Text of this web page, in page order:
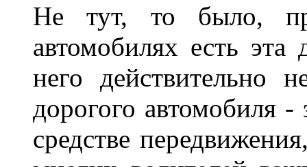
Не тут, то было,
автомобилях есть
него действительно
дорогого автомобиля
средстве